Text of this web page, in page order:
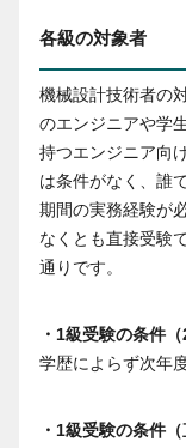
各級の対象者
機械設計技術者の
のエンジニアや学
持つエンジニア向
は条件がなく、誰
期間の実務経験が
なくとも直接受験
通りです。
・1級受験の条件（
学歴によらず次年
・1級受験の条件（